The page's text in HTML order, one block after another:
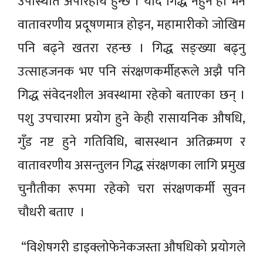
वातावरणीय प्रदूषणमात्र होइन, महामारीको जोखिम
पनि बढ्ने खतरा रहन्छ । गिद्ध सङ्ख्या बढ्नु
उत्साहजनक भए पनि संरक्षणकर्मीहरूले अझै पनि
गिद्ध संवेदनशील अवस्थामा रहेको बताएका छन् ।
पशु उपचारमा प्रयोग हुने केही रासायनिक औषधि,
गुँड नष्ट हुने गतिविधि, बासस्थान अतिक्रमण र
वातावरणीय असन्तुलन गिद्ध संरक्षणका लागि प्रमुख
चुनौतीका रूपमा रहेको चरा संरक्षणकर्मी सुवन
चौधरी बताए ।
“विशेषगरी डाइक्लोफेनेकजस्ता औषधिको प्रयोगले